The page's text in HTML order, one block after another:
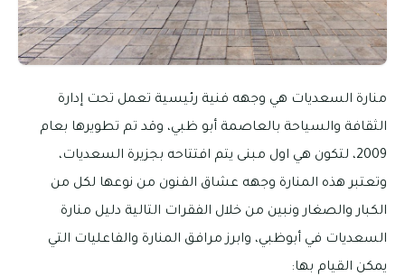
منارة السعديات هي وجهه فنية رئيسية تعمل تحت إدارة
الثقافة والسياحة بالعاصمة أبو ظبي، وقد تم تطويرها بعام
2009، لتكون هي اول مبنى يتم افتتاحه بجزيرة السعديات،
وتعتبر هذه المنارة وجهه عشاق الفنون من نوعها لكل من
الكبار والصغار ونبين من خلال الفقرات التالية دليل منارة
السعديات في أبوظبي، وابرز مرافق المنارة والفاعليات التي
يمكن القيام بها: